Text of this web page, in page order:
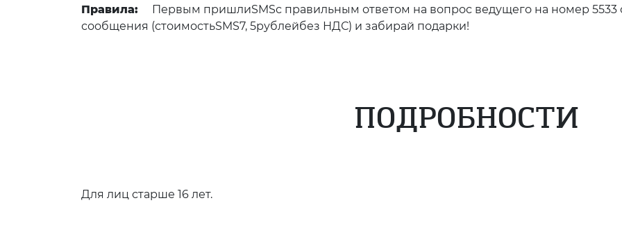
Правила:
Первым пришлиSMSс правильным ответом на вопрос ведущего на номер 5533
сообщения (стоимостьSMS7, 5рублейбез НДС) и забирай подарки!
ПОДРОБНОСТИ
Для лиц старше 16 лет.